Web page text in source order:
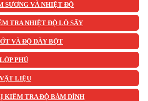
SƯƠNG VÀ NHIỆT ĐỘ
TRA NHIỆT ĐỘ LÒ SẤY
VÀ ĐỘ DÀY BỘT
PHỦ
LIỆU
KIỂM TRA ĐỘ BÁM DÍNH